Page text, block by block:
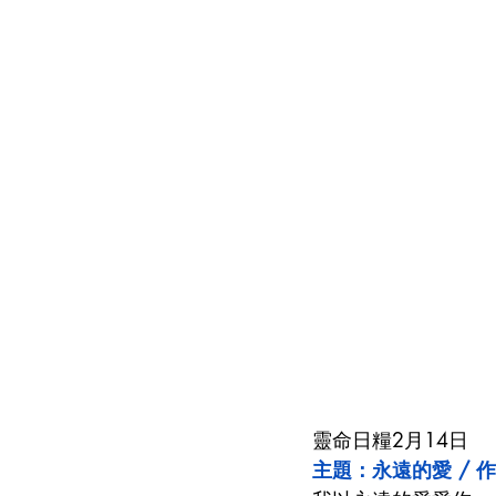
靈命日糧2月14日
主題：永遠的愛 /